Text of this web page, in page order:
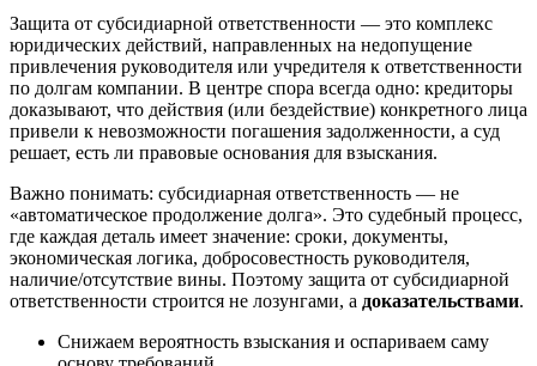
Защита от субсидиарной ответственности — это комплекс
юридических действий, направленных на недопущение
привлечения руководителя или учредителя к ответственности
по долгам компании. В центре спора всегда одно: кредиторы
доказывают, что действия (или бездействие) конкретного лица
привели к невозможности погашения задолженности, а суд
решает, есть ли правовые основания для взыскания.
Важно понимать: субсидиарная ответственность — не
«автоматическое продолжение долга». Это судебный процесс,
где каждая деталь имеет значение: сроки, документы,
экономическая логика, добросовестность руководителя,
наличие/отсутствие вины. Поэтому защита от субсидиарной
ответственности строится не лозунгами, а доказательствами.
Снижаем вероятность взыскания и оспариваем саму